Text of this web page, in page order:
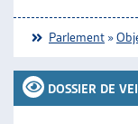
Parlement »
DOSSIER DE